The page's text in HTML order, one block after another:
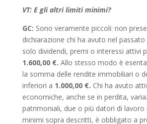
VT: E gli altri limiti minimi?
GC: Sono veramente piccoli: non
dichiarazione chi ha avuto nel
solo dividendi, premi o interessi attivi
1.600,00 €. Allo stesso modo è
la somma delle rendite immobiliari o
inferiori a 1.000,00 €. Chi ha avuto
economiche, anche se in perdita,
patrimoniali, due o più datori di lavoro
minimi sopra descritti, è obbligato a